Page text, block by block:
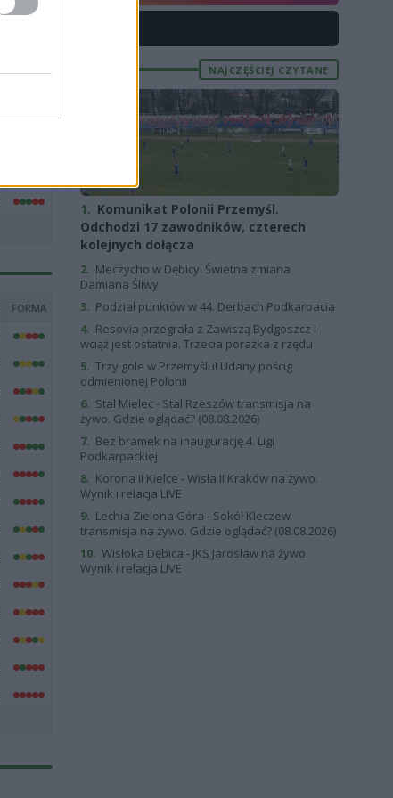
FORMA
NAJCZĘŚCIEJ CZYTANE
1. Komunikat Polonii Przemyśl.
Odchodzi 17 zawodników, czterech
kolejnych dołącza
2. Meczycho w Dębicy! Świetna zmiana
Damiana Śliwy
3. Podział punktów w 44. Derbach Podkarpacia
4. Resovia przegrała z Zawiszą Bydgoszcz i
wciąż jest ostatnia. Trzecia porażka z rzędu
5. Trzy gole w Przemyślu! Udany pościg
odmienionej Polonii
6. Stal Mielec - Stal Rzeszów transmisja na
żywo. Gdzie oglądać? (08.08.2026)
7. Bez bramek na inaugurację 4. Ligi
Podkarpackiej
8. Korona II Kielce - Wisła II Kraków na żywo.
Wynik i relacja LIVE
9. Lechia Zielona Góra - Sokół Kleczew
transmisja na żywo. Gdzie oglądać? (08.08.2026)
10. Wisłoka Dębica - JKS Jarosław na żywo.
Wynik i relacja LIVE